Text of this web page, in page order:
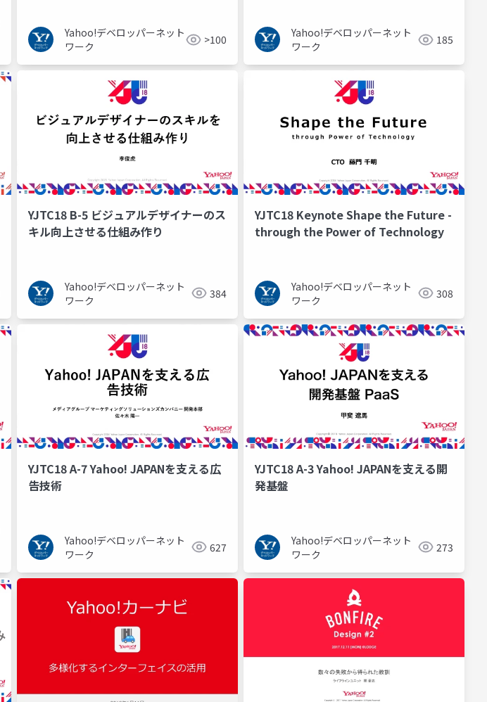
Yahoo!デベロッパーネット
ワーク
>100
Yahoo!デベロッパーネット
ワーク
185
YJTC18 B-5 ビジュアルデザイナーのス
キル向上させる仕組み作り
Yahoo!デベロッパーネット
ワーク
384
YJTC18 Keynote Shape the Future -
through the Power of Technology
Yahoo!デベロッパーネット
ワーク
308
YJTC18 A-7 Yahoo! JAPANを支える広
告技術
Yahoo!デベロッパーネット
ワーク
627
YJTC18 A-3 Yahoo! JAPANを支える開
発基盤
Yahoo!デベロッパーネット
ワーク
273